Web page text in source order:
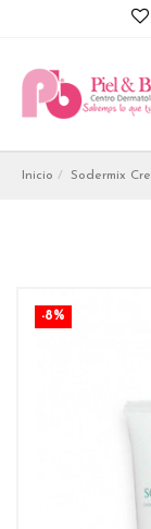
Inicio Sodermix
-8%